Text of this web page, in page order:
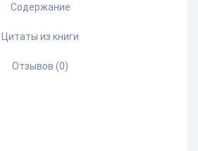
Содержание
Цитаты из книги
Отзывов (0)